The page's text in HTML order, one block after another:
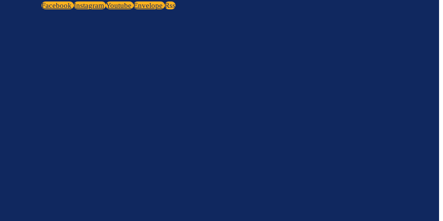
Facebook Instagram Youtube Envelope Rss